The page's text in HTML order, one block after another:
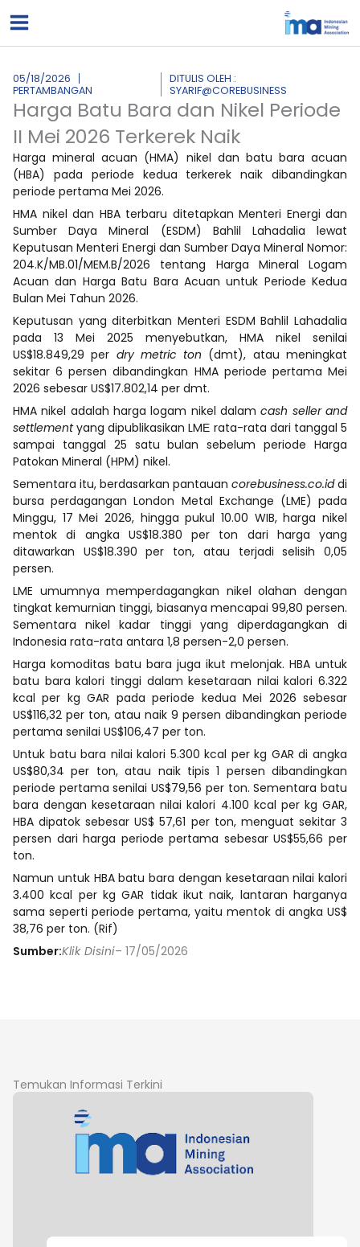
ke
05/18/2026
PERTAMBANGAN
DITULIS OLEH :
SYARIF@COREBUSINESS
Harga Batu Bara dan Nikel Periode
II Mei 2026 Terkerek Naik
Harga mineral acuan (HMA) nikel dan batu bara acuan
(HBA) pada periode kedua terkerek naik dibandingkan
periode pertama Mei 2026.
HMA nikel dan HBA terbaru ditetapkan Menteri Energi dan
Sumber Daya Mineral (ESDM) Bahlil Lahadalia lewat
Keputusan Menteri Energi dan Sumber Daya Mineral Nomor:
204.K/MB.01/MEM.B/2026 tentang Harga Mineral Logam
Acuan dan Harga Batu Bara Acuan untuk Periode Kedua
Bulan Mei Tahun 2026.
Keputusan yang diterbitkan Menteri ESDM Bahlil Lahadalia
pada 13 Mei 2025 menyebutkan, HMA nikel senilai
US$18.849,29 per dry metric ton (dmt), atau meningkat
sekitar 6 persen dibandingkan HMA periode pertama Mei
2026 sebesar US$17.802,14 per dmt.
HMA nikel adalah harga logam nikel dalamcash seller and
settlementyang dipublikasikan LMЕ rata-rata dari tanggal 5
sampai tanggal 25 satu bulan sebelum periode Harga
Patokan Mineral (HPM) nikel.
Sementara itu, berdasarkan pantauan corebusiness.co.iddi
bursa perdagangan London Metal Exchange (LME) pada
Minggu, 17 Mei 2026, hingga pukul 10.00 WIB, harga nikel
mentok di angka US$18.380 per ton dari harga yang
ditawarkan US$18.390 per ton, atau terjadi selisih 0,05
persen.
LME umumnya memperdagangkan nikel olahan dengan
tingkat kemurnian tinggi, biasanya mencapai 99,80 persen.
Sementara nikel kadar tinggi yang diperdagangkan di
Indonesia rata-rata antara 1,8 persen-2,0 persen.
Harga komoditas batu bara juga ikut melonjak. HBA untuk
batu bara kalori tinggi dalam kesetaraan nilai kalori 6.322
kcal per kg GAR pada periode kedua Mei 2026 sebesar
US$116,32 per ton, atau naik 9 persen dibandingkan periode
pertama senilai US$106,47 per ton.
Untuk batu bara nilai kalori 5.300 kcal per kg GAR di angka
US$80,34 per ton, atau naik tipis 1 persen dibandingkan
periode pertama senilai US$79,56 per ton. Sementara batu
bara dengan kesetaraan nilai kalori 4.100 kcal per kg GAR,
HBA dipatok sebesar US$ 57,61 per ton, menguat sekitar 3
persen dari harga periode pertama sebesar US$55,66 per
ton.
Namun untuk HBA batu bara dengan kesetaraan nilai kalori
3.400 kcal per kg GAR tidak ikut naik, lantaran harganya
sama seperti periode pertama, yaitu mentok di angka US$
38,76 per ton. (Rif)
Sumber:Klik Disini– 17/05/2026
Temukan Informasi Terkini